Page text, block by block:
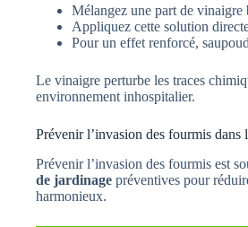
Mélangez une part de vinaigre
Appliquez cette solution
Pour un effet renforcé,
Le vinaigre perturbe les traces
environnement inhospitalier.
Prévenir l’invasion des fourmis dans
Prévenir l’invasion des fourmis est
de jardinage préventives pour
harmonieux.